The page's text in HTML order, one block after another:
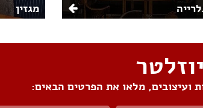
מגזין
ועיצובים, מלאו את הפרטים הבאים: